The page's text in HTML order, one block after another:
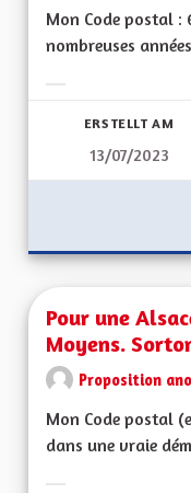
Mon Code postal
nombreuses
ERSTELLT AM
13/07/2023
Pour une
Moyens.
Proposition
Mon Code postal
dans une vraie